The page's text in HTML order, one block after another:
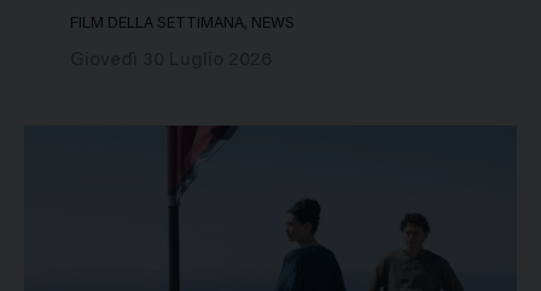
FILM DELLA SETTIMANA, NEWS